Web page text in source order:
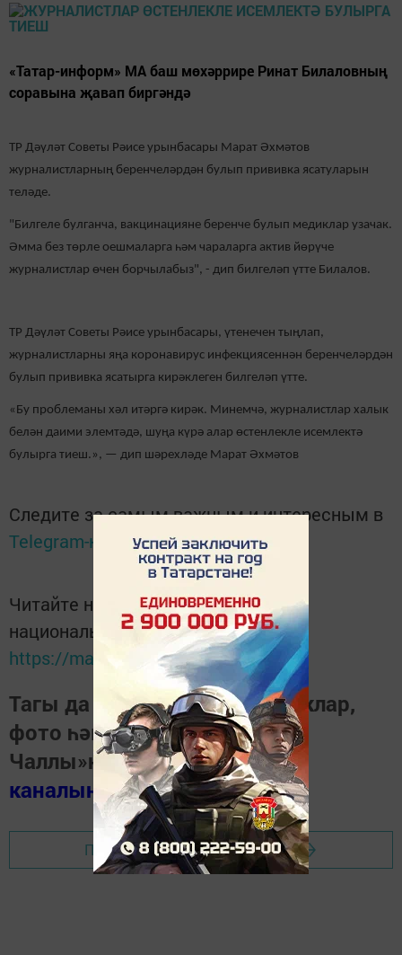
«Татар-информ» МА баш мөхәррире Ринат Билаловның
соравына җавап биргәндә
ТР Дәүләт Советы Рәисе урынбасары Марат Әхмәтов
журналистларның беренчеләрдән булып прививка ясатуларын
теләде.
"Билгеле булганча, вакцинацияне беренче булып медиклар узачак.
Әмма без төрле оешмаларга һәм чараларга актив йөрүче
журналистлар өчен борчылабыз", - дип билгеләп үтте Билалов.
ТР Дәүләт Советы Рәисе урынбасары, үтенечен тыңлап,
журналистларны яңа коронавирус инфекциясеннән беренчеләрдән
булып прививка ясатырга кирәклеген билгеләп үтте.
«Бу проблеманы хәл итәргә кирәк. Минемчә, журналистлар халык
белән даими элемтәдә, шуңа күрә алар өстенлекле исемлектә
булырга тиеш.», — дип шәрехләде Марат Әхмәтов
Следите за самым важным и интересным в
Telegram-каналеТатмедиа
Читайте новости Татарстана в
национальном мессенджере MАХ:
https://max.ru/tatmedia
Тагы да кызыклырак яңалыклар,
фото һәм видеолар «Шәһри
Чаллы»ныңMAX
каналында(язылыгыз).
Перейти на страницу новости